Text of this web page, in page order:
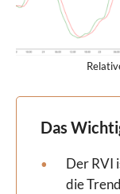
Das
Der RVI
die